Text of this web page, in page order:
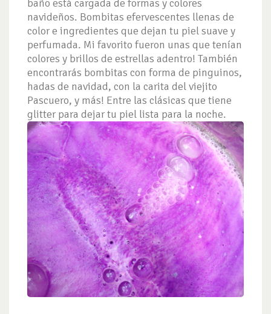
baño está cargada de formas y colores
navideños. Bombitas efervescentes llenas de
color e ingredientes que dejan tu piel suave y
perfumada. Mi favorito fueron unas que tenían
colores y brillos de estrellas adentro! También
encontrarás bombitas con forma de pinguinos,
hadas de navidad, con la carita del viejito
Pascuero, y más! Entre las clásicas que tiene
glitter para dejar tu piel lista para la noche.